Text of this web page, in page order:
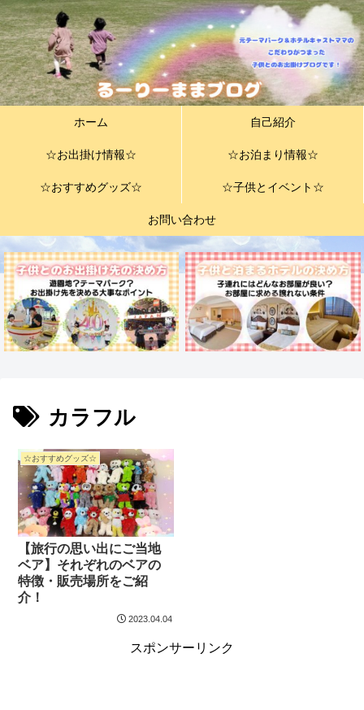
ホーム 自己紹介
☆お出掛け情報☆ ☆お泊まり情報☆
☆おすすめグッズ☆ ☆子供とイベント☆
お問い合わせ
カラフル
☆おすすめグッズ☆
【旅行の思い出にご当地
ベア】それぞれのベアの
特徴・販売場所をご紹
介！
2023.04.04
スポンサーリンク